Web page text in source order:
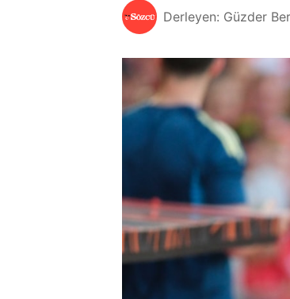
Derleyen: Güzder